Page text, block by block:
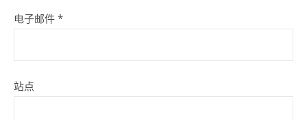
电子邮件 *
站点